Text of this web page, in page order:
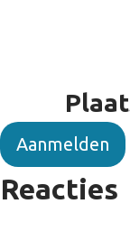
Aanmelden
Reacties